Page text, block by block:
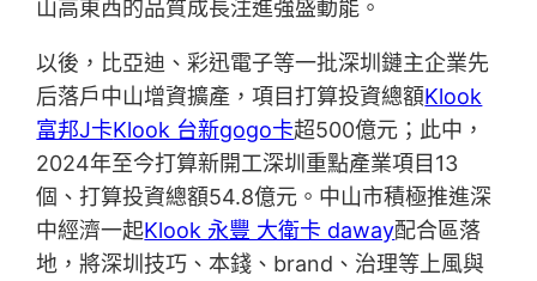
山高東西的品質成長注進強盛動能。
以後，比亞迪、彩迅電子等一批深圳鏈主企業先
后落戶中山增資擴產，項目打算投資總額Klook
富邦J卡Klook 台新gogo卡超500億元；此中，
2024年至今打算新開工深圳重點產業項目13
個、打算投資總額54.8億元。中山市積極推進深
中經濟一起Klook 永豐 大衛卡 daway配合區落
地，將深圳技巧、本錢、brand、治理等上風與